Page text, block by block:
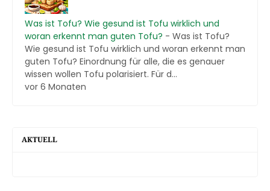
Was ist Tofu? Wie gesund ist Tofu wirklich und
woran erkennt man guten Tofu? - Was ist Tofu?
Wie gesund ist Tofu wirklich und woran erkennt man
guten Tofu? Einordnung für alle, die es genauer
wissen wollen Tofu polarisiert. Für d...
vor 6 Monaten
AKTUELL